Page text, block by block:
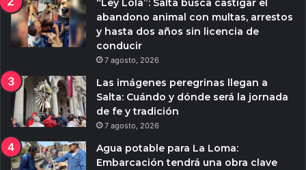
“Ley Lola”: Salta busca castigar el
abandono animal con multas, arrestos
y hasta dos años sin licencia de
conducir
7 agosto, 2026
Las imágenes peregrinas llegan a
Salta: Cuándo y dónde será la jornada
de fe y tradición
7 agosto, 2026
Agua potable para La Loma:
Embarcación tendrá una obra clave